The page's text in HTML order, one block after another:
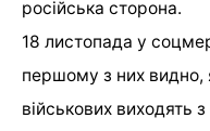
російська сторона.
18 листопада у
першому з них видно,
військових виходять